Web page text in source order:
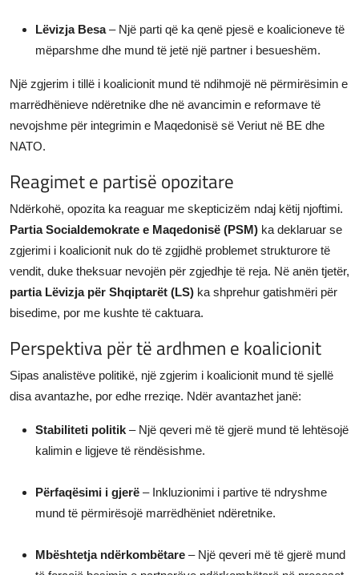
Lëvizja Besa– Një parti që ka qenë pjesë e koalicioneve të
mëparshme dhe mund të jetë një partner i besueshëm.
Një zgjerim i tillë i koalicionit mund të ndihmojë në përmirësimin e
marrëdhënieve ndëretnike dhe në avancimin e reformave të
nevojshme për integrimin e Maqedonisë së Veriut në BE dhe
NATO.
Reagimet e partisë opozitare
Ndërkohë, opozita ka reaguar me skepticizëm ndaj këtij njoftimi.
Partia Socialdemokrate e Maqedonisë (PSM) ka deklaruar se
zgjerimi i koalicionit nuk do të zgjidhë problemet strukturore të
vendit, duke theksuar nevojën për zgjedhje të reja. Në anën tjetër,
partia Lëvizja për Shqiptarët (LS) ka shprehur gatishmëri për
bisedime, por me kushte të caktuara.
Perspektiva për të ardhmen e koalicionit
Sipas analistëve politikë, një zgjerim i koalicionit mund të sjellë
disa avantazhe, por edhe rreziqe. Ndër avantazhet janë:
Stabiliteti politik – Një qeveri më të gjerë mund të lehtësojë
kalimin e ligjeve të rëndësishme.
Përfaqësimi i gjerë – Inkluzionimi i partive të ndryshme
mund të përmirësojë marrëdhëniet ndëretnike.
Mbështetja ndërkombëtare – Një qeveri më të gjerë mund